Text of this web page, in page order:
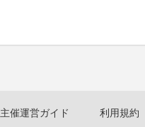
主催運営ガイド 利用規約